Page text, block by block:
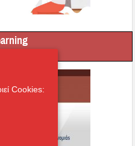
Cookies: